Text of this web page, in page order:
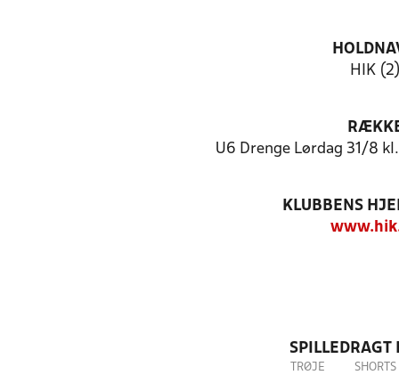
HIK (2)
U6 Drenge Lørdag 31/8
KLUBBENS
SPILLEDRAGT
TRØJE SHORTS